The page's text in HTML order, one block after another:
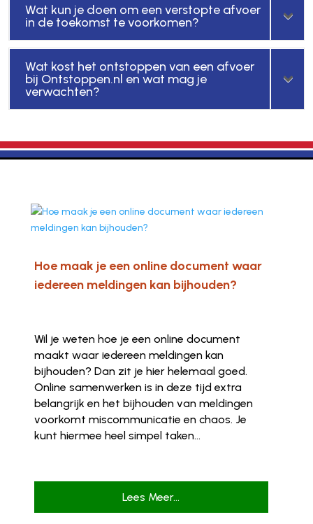
Wat kun je doen om een verstopte afvoer
in de toekomst te voorkomen?
Wat kost het ontstoppen van een afvoer
bij Ontstoppen.nl en wat mag je
verwachten?
Hoe maak je een online document waar
iedereen meldingen kan bijhouden?
Wil je weten hoe je een online document
maakt waar iedereen meldingen kan
bijhouden? Dan zit je hier helemaal goed.
Online samenwerken is in deze tijd extra
belangrijk en het bijhouden van meldingen
voorkomt miscommunicatie en chaos. Je
kunt hiermee heel simpel taken...
Lees Meer...